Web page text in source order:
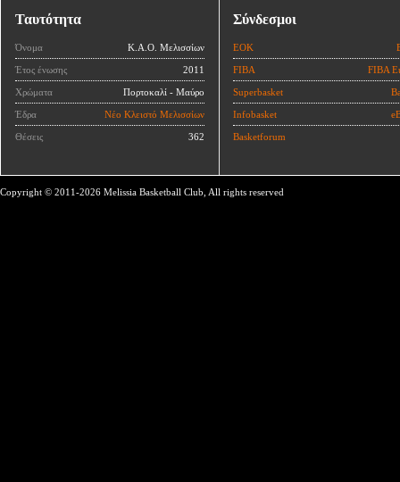
Ταυτότητα
Όνομα Κ.Α.Ο. Μελισσίων
Έτος ένωσης 2011
Χρώματα Πορτοκαλί - Μαύρο
Έδρα Νέο Κλειστό Μελισσίων
Θέσεις 362
Σύνδεσμοι
ΕΟΚ
FIBA FIBA
Superbasket
Infobasket
Basketforum
Copyright © 2011-2026 Melissia Basketball Club, All rights reserved